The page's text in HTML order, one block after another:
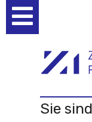
Werkzeuge
Sie